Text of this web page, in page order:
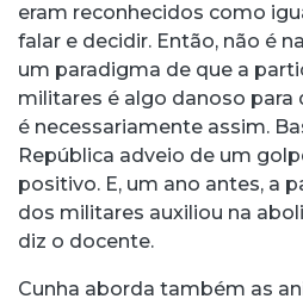
eram reconhecidos como
falar e decidir. Então, não é
um paradigma de que a
militares é algo danoso para
é necessariamente assim.
República adveio de um
positivo. E, um ano antes, a
dos militares auxiliou na
diz o docente.
Cunha aborda também as